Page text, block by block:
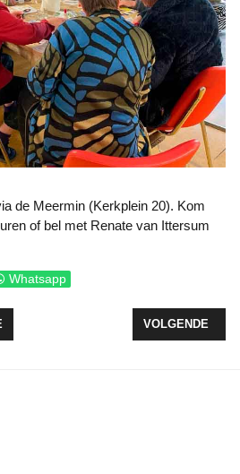
of bel met Renate van Ittersum
Whatsapp
EÉN BEZOEKER VERBANNEN
VOLGENDE
VOLGENDE